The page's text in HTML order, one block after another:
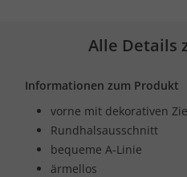
Alle Details
Informationen zum Produkt
vorne mit dekorativen
Rundhalsausschnitt
bequeme A-Linie
ärmellos